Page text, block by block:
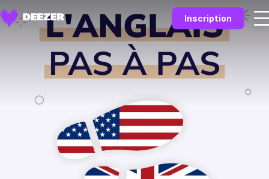
Inscription